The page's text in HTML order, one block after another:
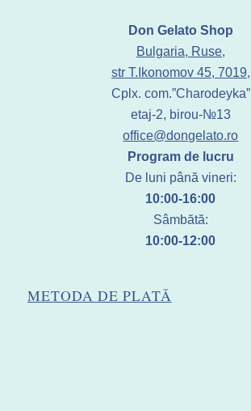
Don Gelato Shop
Bulgaria, Ruse,
str T.Ikonomov 45, 7019,
Cplx. com.”Charodeyka”
etaj-2, birou-№13
office@dongelato.ro
Program de lucru
De luni până vineri:
10:00-16:00
Sâmbătă:
10:00-12:00
METODA DE PLATĂ